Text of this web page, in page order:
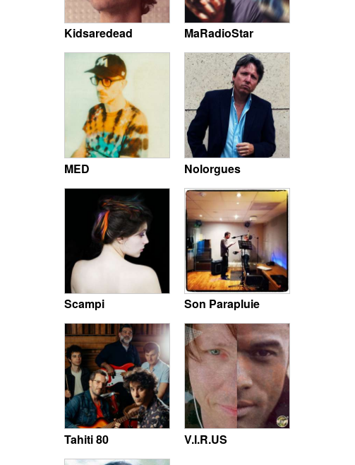
Kidsaredead MaRadioStar
MED Nolorgues
Scampi Son Parapluie
Tahiti 80 V.I.R.US